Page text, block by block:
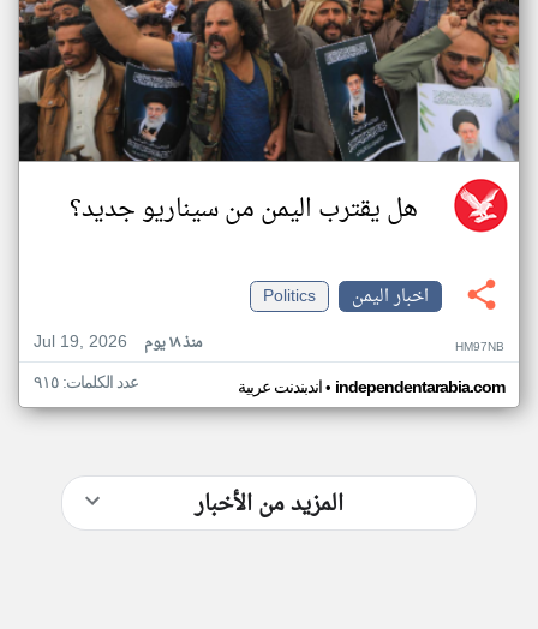
هل يقترب اليمن من سيناريو جديد؟
اخبار اليمن
Politics
Jul 19, 2026
منذ ١٨ يوم HM97NB
اندبندنت عربية• independentarabia.com عدد الكلمات: ٩١٥
المزيد من الأخبار